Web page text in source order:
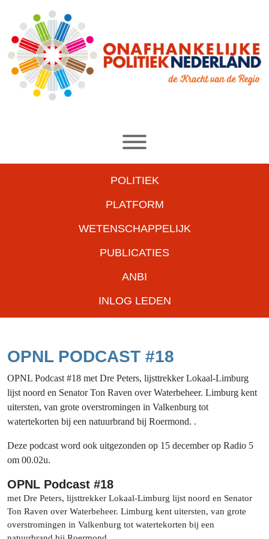
POLITIEK
PLATFORM
WETENSCHAPPELIJK
PUBLICATIES
ANBI
INLOG LEDEN
OPNL PODCAST #18
OPNL Podcast #18 met Dre Peters, lijsttrekker Lokaal-Limburg
lijst noord en Senator Ton Raven over Waterbeheer. Limburg kent
uitersten, van grote overstromingen in Valkenburg tot
watertekorten bij een natuurbrand bij Roermond. .
Deze podcast word ook uitgezonden op 15 december op Radio 5
om 00.02u.
OPNL Podcast #18
met Dre Peters, lijsttrekker Lokaal-Limburg lijst noord en Senator
Ton Raven over Waterbeheer. Limburg kent uitersten, van grote
overstromingen in Valkenburg tot watertekorten bij een